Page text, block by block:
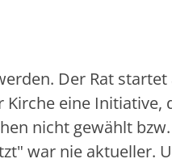
Der Rat
eine
nicht gewählt
war nie aktueller.